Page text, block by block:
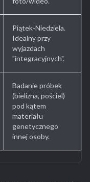
Piątek-Niedziela.
Idealny przy
wyjazdach
"integracyjnych".
Badanie próbek
(bielizna, pościel)
pod kątem
materiału
genetycznego
innej osoby.